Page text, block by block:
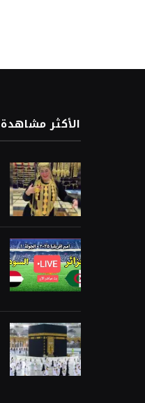
الأكثر مشاهدة